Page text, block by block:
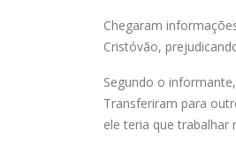
Chegaram
Cristóvão,
Segundo o
Transferiram para
ele teria que trabalhar